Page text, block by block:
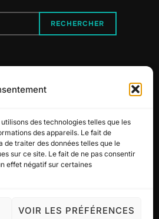
des technologies telles que les
des appareils. Le fait de
traiter des données telles que le
sur ce site. Le fait de ne pas consentir
effet négatif sur certaines
VOIR LES PRÉFÉRENCES
RECHERCHER